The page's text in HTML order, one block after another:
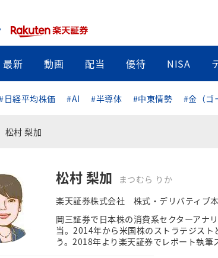
最新 動画 配当 優待 NISA
日経平均株価 #AI #半導体 #中東情勢 #金（ゴ
松村 梨加
松村 梨加
まつむら りか
楽天証券株式会社 株式・デリバティブ
岡三証券で日本株の消費系セクターアナ
当。2014年から米国株のストラテジス
う。2018年より楽天証券でレポート執筆